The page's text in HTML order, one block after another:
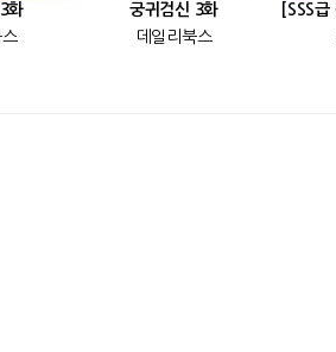
화
궁귀검신 3화
데일리북스